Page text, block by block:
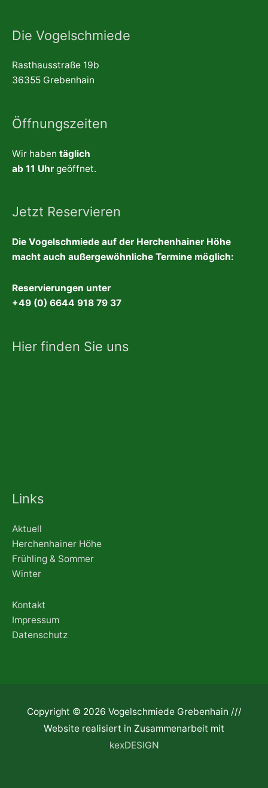
Die Vogelschmiede
Rasthausstraße 19b
36355 Grebenhain
Öffnungszeiten
Wir haben täglich
ab 11 Uhr geöffnet.
Jetzt Reservieren
Die Vogelschmiede auf der Herchenhainer Höhe
macht auch außergewöhnliche Termine möglich:
Reservierungen unter
+49 (0) 6644 918 79 37
Hier finden Sie uns
Links
Aktuell
Herchenhainer Höhe
Frühling & Sommer
Winter
Kontakt
Impressum
Datenschutz
Copyright © 2026 Vogelschmiede Grebenhain ///
Website realisiert in Zusammenarbeit mit
kexDESIGN